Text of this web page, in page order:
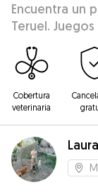
Encuentra un
Teruel.
Cobertura
veterinaria
Laura